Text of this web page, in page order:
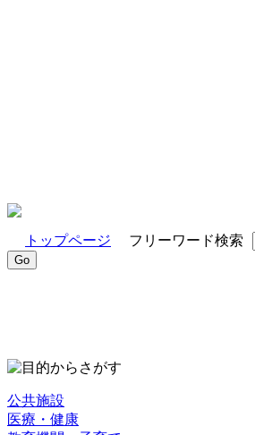
トップページ フリーワード検索
公共施設
医療・健康